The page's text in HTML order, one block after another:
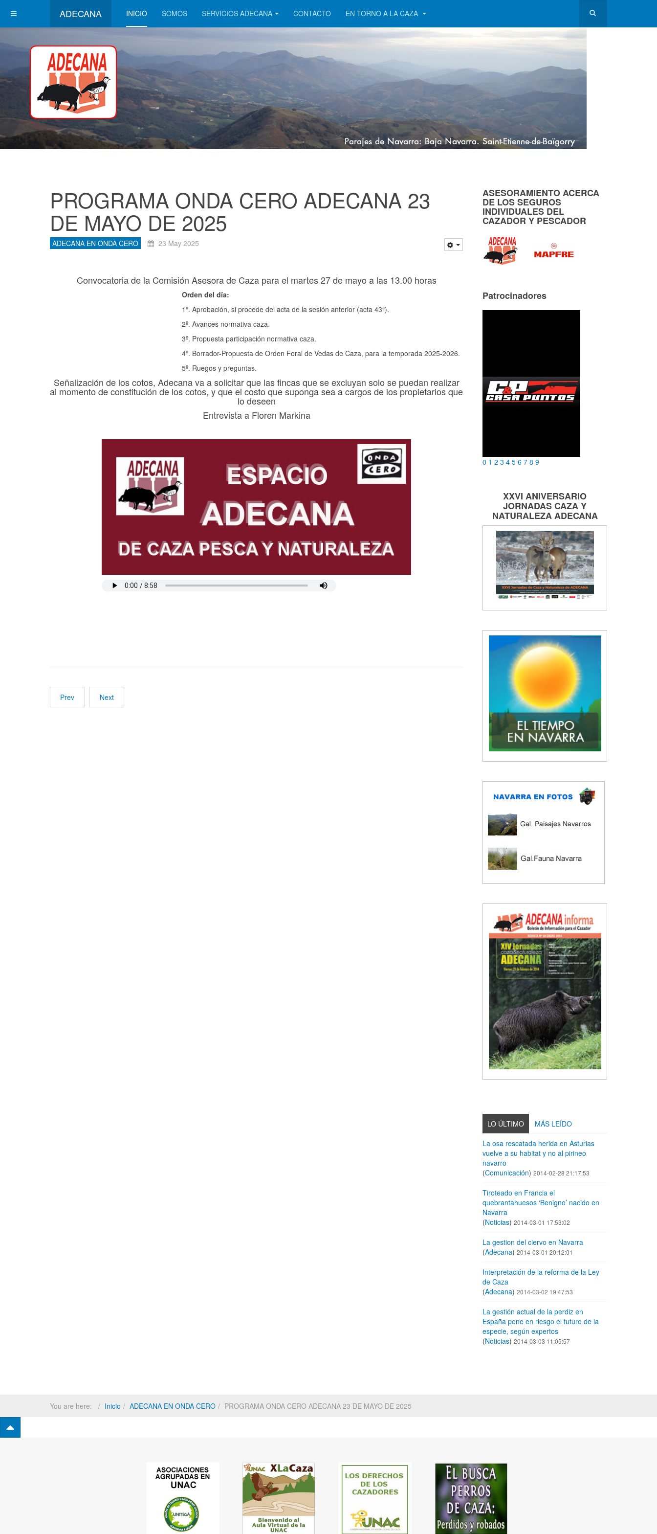
ADECANA INICIO SOMOS SERVICIOS ADECANA CONTACTO EN TORNO A LA CAZA
PROGRAMA ONDA CERO ADECANA 23
DE MAYO DE 2025
ADECANA EN ONDA CERO 23 May 2025
Convocatoria de la Comisión Asesora de Caza para el martes 27 de mayo a las 13.00 horas
Orden del día:
1º. Aprobación, si procede del acta de la sesión anterior (acta 43ª).
2º. Avances normativa caza.
3º. Propuesta participación normativa caza.
4º. Borrador-Propuesta de Orden Foral de Vedas de Caza, para la temporada 2025-2026.
5º. Ruegos y preguntas.
Señalización de los cotos, Adecana va a solicitar que las fincas que se excluyan solo se puedan realizar
al momento de constitución de los cotos, y que el costo que suponga sea a cargos de los propietarios que
lo deseen
Entrevista a Floren Markina
Prev Next
ASESORAMIENTO ACERCA
DE LOS SEGUROS
INDIVIDUALES DEL
CAZADOR Y PESCADOR
Patrocinadores
0 1 2 3 4 5 6 7 8 9
XXVI ANIVERSARIO
JORNADASCAZA Y
NATURALEZAADECANA
LO ÚLTIMO
MÁS LEÍDO
La osa rescatada herida en Asturias
vuelve a su habitat y no al pirineo
navarro
(Comunicación) 2014-02-28 21:17:53
Tiroteado en Francia el
quebrantahuesos ‘Benigno’ nacido en
Navarra
(Noticias) 2014-03-01 17:53:02
La gestion del ciervo en Navarra
(Adecana) 2014-03-01 20:12:01
Interpretación de la reforma de la Ley
de Caza
(Adecana) 2014-03-02 19:47:53
La gestión actual de la perdiz en
España pone en riesgo el futuro de la
especie, según expertos
(Noticias) 2014-03-03 11:05:57
You are here: Inicio ADECANA EN ONDA CERO PROGRAMA ONDA CERO ADECANA 23 DE MAYO DE 2025